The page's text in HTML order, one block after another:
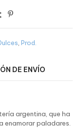
Prod.
DE ENVÍO
argentina, que ha
enamorar paladares.